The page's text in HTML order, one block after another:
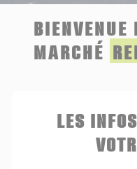
BIENVENUE
MARCHÉ
LES